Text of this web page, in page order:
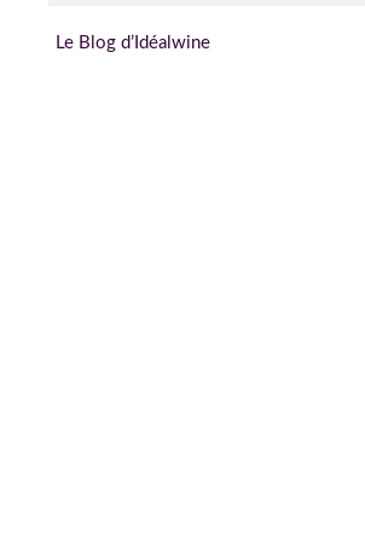
Le Blog d’Idéalwine